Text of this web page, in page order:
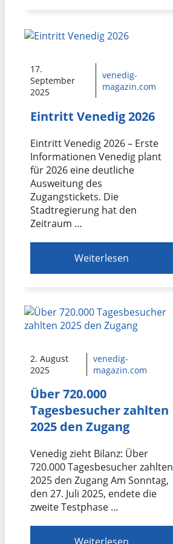
17.
September
2025
venedig-
magazin.com
Eintritt Venedig 2026
Eintritt Venedig 2026 – Erste
Informationen Venedig plant
für 2026 eine deutliche
Ausweitung des
Zugangstickets. Die
Stadtregierung hat den
Zeitraum …
Weiterlesen
2. August
2025
venedig-
magazin.com
Über 720.000
Tagesbesucher zahlten
2025 den Zugang
Venedig zieht Bilanz: Über
720.000 Tagesbesucher zahlten
2025 den Zugang Am Sonntag,
den 27. Juli 2025, endete die
zweite Testphase …